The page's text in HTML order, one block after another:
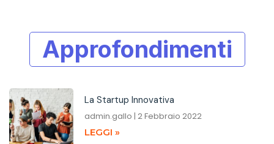
Approfondimenti
La Startup Innovativa
admin.gallo 2 Febbraio 2022
LEGGI »